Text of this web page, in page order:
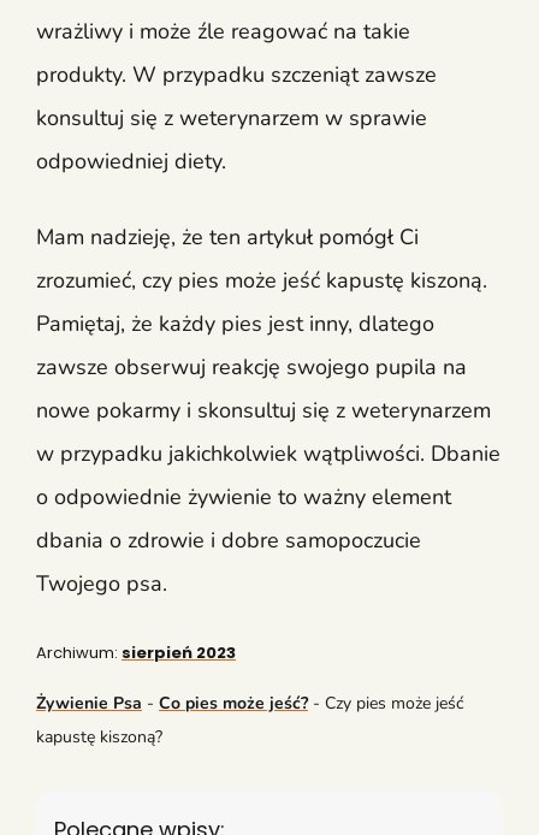
wrażliwy i może źle reagować na takie
produkty. W przypadku szczeniąt zawsze
konsultuj się z weterynarzem w sprawie
odpowiedniej diety.
Mam nadzieję, że ten artykuł pomógł Ci
zrozumieć, czy pies może jeść kapustę kiszoną.
Pamiętaj, że każdy pies jest inny, dlatego
zawsze obserwuj reakcję swojego pupila na
nowe pokarmy i skonsultuj się z weterynarzem
w przypadku jakichkolwiek wątpliwości. Dbanie
o odpowiednie żywienie to ważny element
dbania o zdrowie i dobre samopoczucie
Twojego psa.
Archiwum: sierpień 2023
Żywienie Psa - Co pies może jeść?- Czy pies może jeść
kapustę kiszoną?